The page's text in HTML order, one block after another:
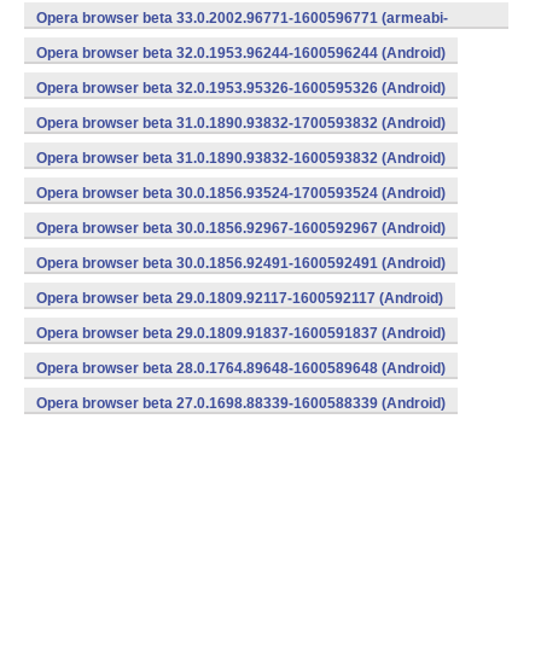
v7a) (Android)
Opera browser beta 33.0.2002.96771-1600596771 (armeabi-
v7a) (Android)
Opera browser beta 32.0.1953.96244-1600596244 (Android)
Opera browser beta 32.0.1953.95326-1600595326 (Android)
Opera browser beta 31.0.1890.93832-1700593832 (Android)
Opera browser beta 31.0.1890.93832-1600593832 (Android)
Opera browser beta 30.0.1856.93524-1700593524 (Android)
Opera browser beta 30.0.1856.92967-1600592967 (Android)
Opera browser beta 30.0.1856.92491-1600592491 (Android)
Opera browser beta 29.0.1809.92117-1600592117 (Android)
Opera browser beta 29.0.1809.91837-1600591837 (Android)
Opera browser beta 28.0.1764.89648-1600589648 (Android)
Opera browser beta 27.0.1698.88339-1600588339 (Android)